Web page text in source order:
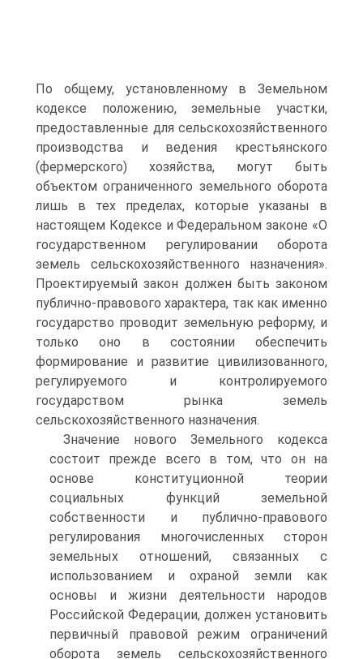
По общему, установленному в Земельном
кодексе положению, земельные участки,
предоставленные для сельскохозяйственного
производства и ведения крестьянского
(фермерского) хозяйства, могут быть
объектом ограниченного земельного оборота
лишь в тех пределах, которые указаны в
настоящем Кодексе и Федеральном законе «О
государственном регулировании оборота
земель сельскохозяйственного назначения».
Проектируемый закон должен быть законом
публично-правового характера, так как именно
государство проводит земельную реформу, и
только оно в состоянии обеспечить
формирование и развитие цивилизованного,
регулируемого и контролируемого
государством рынка земель
сельскохозяйственного назначения.
Значение нового Земельного кодекса
состоит прежде всего в том, что он на
основе конституционной теории
социальных функций земельной
собственности и публично-правового
регулирования многочисленных сторон
земельных отношений, связанных с
использованием и охраной земли как
основы и жизни деятельности народов
Российской Федерации, должен установить
первичный правовой режим ограничений
оборота земель сельскохозяйственного